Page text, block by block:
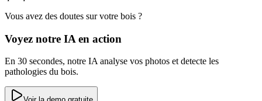
Vous avez des doutes sur votre bois ?
Voyez notre IA en action
En 30 secondes, notre IA analyse vos photos et detecte les
pathologies du bois.